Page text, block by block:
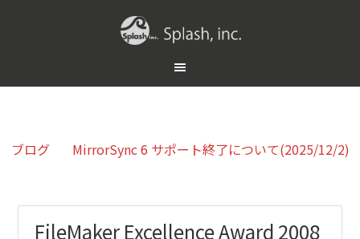
ブログ MirrorSync 6 サポート終了について(2025/12/2)
FileMaker Excellence Award 2008